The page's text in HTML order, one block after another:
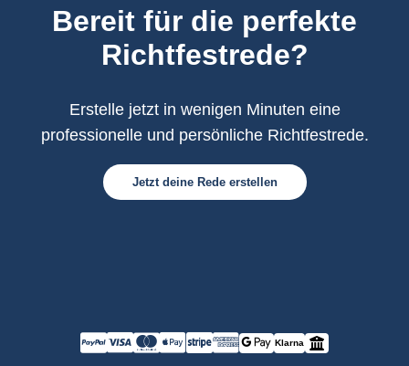
Bereit für die perfekte
Richtfestrede?
Erstelle jetzt in wenigen Minuten eine
professionelle und persönliche Richtfestrede.
Jetzt deine Rede erstellen
Klarna